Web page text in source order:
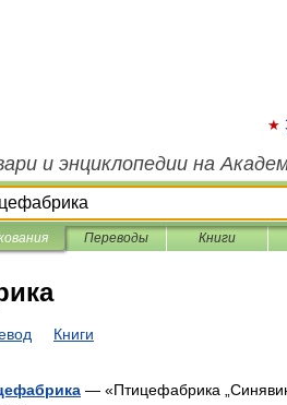
и энциклопедии на
Переводы Книги
Книги
— «Птицефабрика